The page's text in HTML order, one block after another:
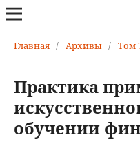
Главная / Архивы / Том
Практика
обучении